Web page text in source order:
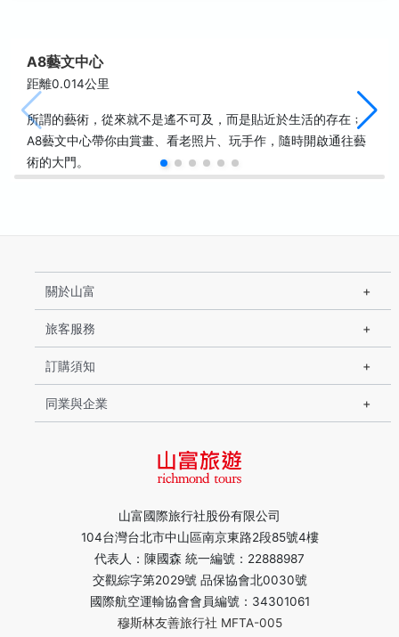
A8藝文中心
距離0.014公里
所謂的藝術，從來就不是遙不可及，而是貼近於生活的存在﹔
A8藝文中心帶你由賞畫、看老照片、玩手作，隨時開啟通往藝
術的大門。
山富國際旅行社股份有限公司
104台灣台北市中山區南京東路2段85號4樓
代表人：陳國森 統一編號：22888987
交觀綜字第2029號 品保協會北0030號
國際航空運輸協會會員編號：34301061
穆斯林友善旅行社 MFTA-005
關於山富
旅客服務
訂購須知
同業與企業